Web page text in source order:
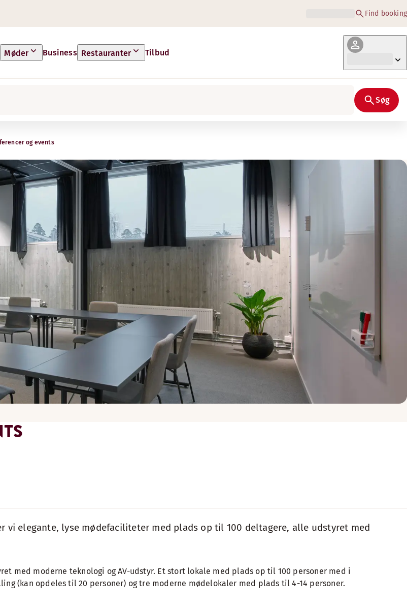
Find booking
Møder Business Restauranter Tilbud
Søg
og events
elegante, lyse mødefaciliteter med plads op til 100 deltagere, alle udstyret med
med moderne teknologi og AV-udstyr. Et stort lokale med plads op til 100 personer med i
(kan opdeles til 20 personer) og tre moderne mødelokaler med plads til 4-14 personer.